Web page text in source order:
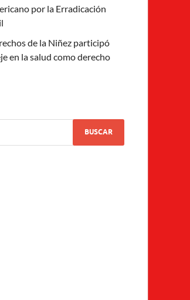
por la Erradicación
de la Niñez participó
en la salud como derecho